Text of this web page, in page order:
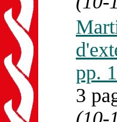
pp.
3